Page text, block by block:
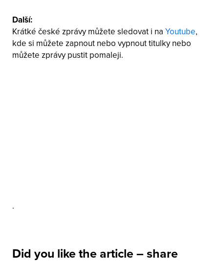
Další:
Krátké české zprávy můžete sledovat i na Youtube,
kde si můžete zapnout nebo vypnout titulky nebo
můžete zprávy pustit pomaleji.
.
Did you like the article – share